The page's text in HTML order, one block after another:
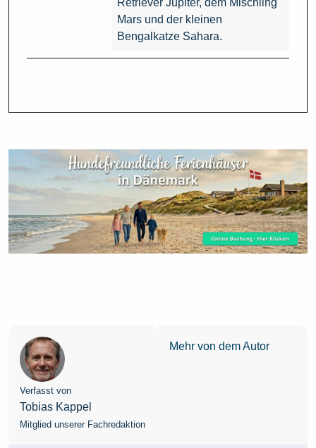
Retriever Jupiter, dem Mischling
Mars und der kleinen
Bengalkatze Sahara.
Verfasst von
Tobias Kappel
Mitglied unserer Fachredaktion
Mehr von dem Autor